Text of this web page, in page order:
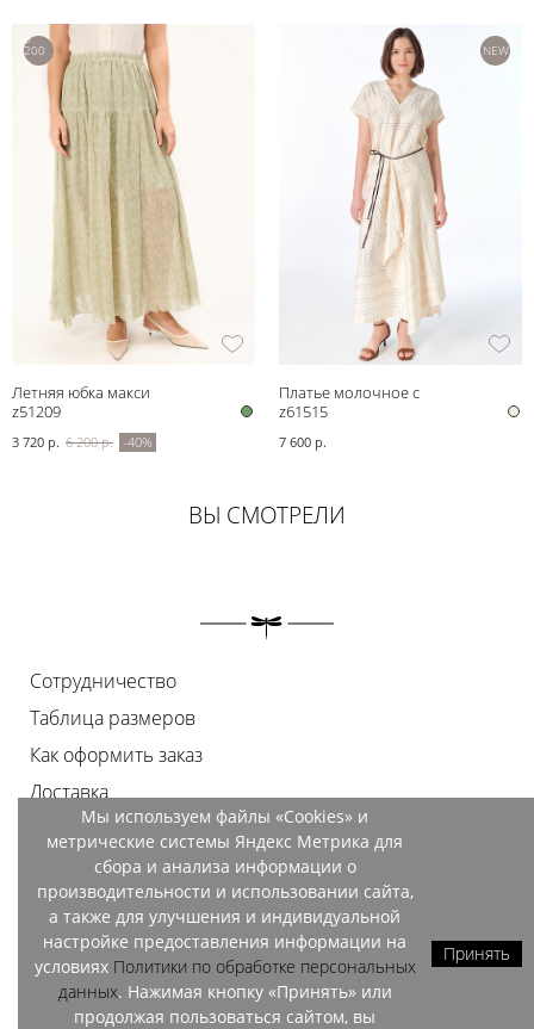
6
200
р.
Летняя юбка макси
z51209
3 720 р. 6 200 р. -40%
NEW
Платье молочное с
геометричным принтом
z61515
7 600 р.
ВЫ СМОТРЕЛИ
Сотрудничество
Таблица размеров
Как оформить заказ
Доставка
Оплата
Возврат
Документы
Контакты
Магазины
Мы используем файлы «Cookies» и
метрические системы Яндекс Метрика для
сбора и анализа информации о
производительности и использовании сайта,
а также для улучшения и индивидуальной
настройке предоставления информации на
условиях Политики по обработке персональных
данных. Нажимая кнопку «Принять» или
продолжая пользоваться сайтом, вы
Принять